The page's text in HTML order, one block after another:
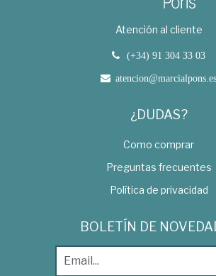
Atención al cliente
(+34) 91 304 33 03
atencion@marcialpons.es
¿DUDAS?
Como comprar
Preguntas frecuentes
Política de privacidad
BOLETÍN DE